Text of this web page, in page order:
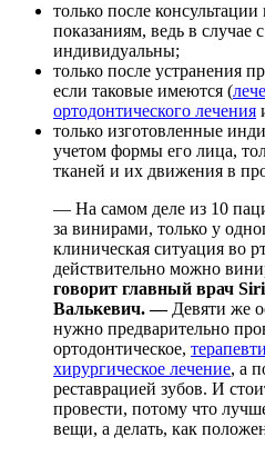
только после
показаниям, ведь в случае
индивидуальны;
только после устранения
если таковые имеются (
ортодонтического лечения
только изготовленные
учетом формы его лица,
тканей и их движения в
— На самом деле из 10
за винирами, только у
клиническая ситуация во
действительно можно
говорит главный врач
Валькевич. —Девяти же
нужно предварительно
ортодонтическое,
хирургическое лечение, а
реставрацией зубов. И
провести, потому что
вещи, а делать, как